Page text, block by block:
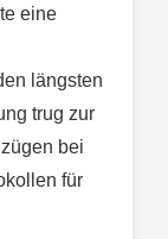
eine
längsten
trug zur
bei
für